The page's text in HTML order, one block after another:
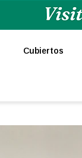
Cubiertos